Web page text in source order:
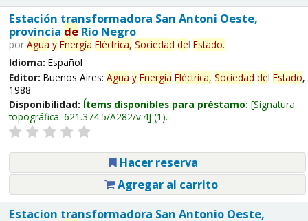
Estación transformadora San Antoni Oeste,
provincia deRío Negro
por Agua y Energía Eléctrica, Sociedad del Estado.
Idioma: Español
Editor: Buenos Aires: Agua y Energía Eléctrica, Sociedad del Estado,
1988
Disponibilidad: Ítems disponibles para préstamo: Signatura
topográfica: 621.374.5/A282/v.4 (1).
Hacer reserva
Agregar al carrito
Estacion transformadora San Antonio Oeste,